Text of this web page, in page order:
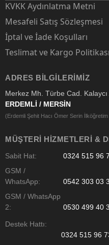
KVKK Aydınlatma Metni
Mesafeli Satış Sözleşmesi
İptal ve İade Koşulları
Teslimat ve Kargo Politikası
ADRES BILGILERIMIZ
Merkez Mh. Türbe Cad. Kalaycı
ERDEMLİ / MERSİN
(Erdemli Şehit Hacı Ömer Serin İlköğretim
MÜŞTERI HIZMETLERI &
Sabit Hat:
0324 515 96
GSM /
WhatsApp:
0542 303 03
GSM / WhatsApp
2:
0530 499 40
Destek Hattı:
0324 515 96